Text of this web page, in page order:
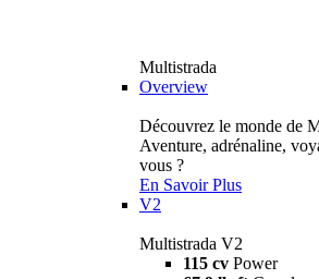
Multistrada
Overview
Découvrez le monde de
Aventure, adrénaline,
vous ?
En Savoir Plus
V2
Multistrada V2
115 cv Power